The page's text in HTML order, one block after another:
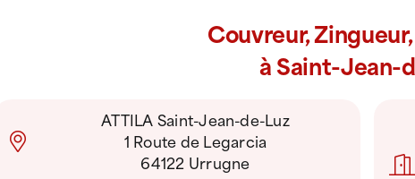
Couvreur,
à Saint-Jean-
ATTILA Saint-Jean-de-Luz
1 Route de Legarcia
64122 Urrugne